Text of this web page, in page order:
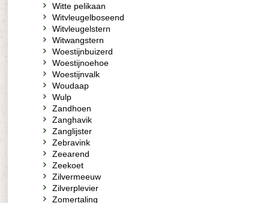
Witte pelikaan
Witvleugelboseend
Witvleugelstern
Witwangstern
Woestijnbuizerd
Woestijnoehoe
Woestijnvalk
Woudaap
Wulp
Zandhoen
Zanghavik
Zanglijster
Zebravink
Zeearend
Zeekoet
Zilvermeeuw
Zilverplevier
Zomertaling